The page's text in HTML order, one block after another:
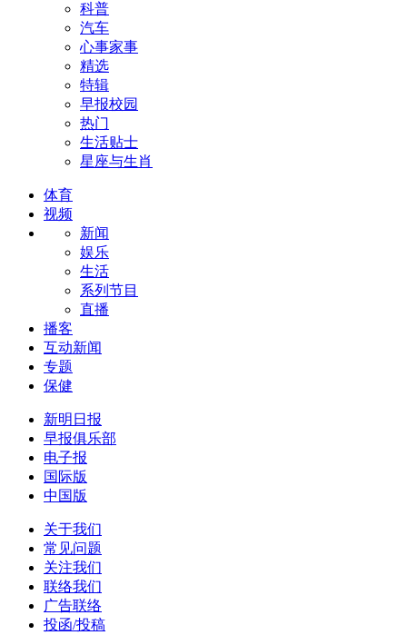
科普
汽车
心事家事
精选
特辑
早报校园
热门
生活贴士
星座与生肖
体育
视频
新闻
娱乐
生活
系列节目
直播
播客
互动新闻
专题
保健
新明日报
早报俱乐部
电子报
国际版
中国版
关于我们
常见问题
关注我们
联络我们
广告联络
投函/投稿